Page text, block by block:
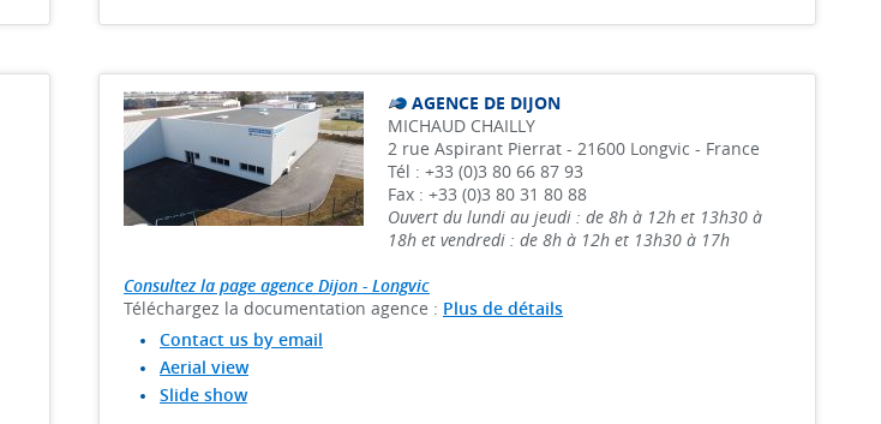
AGENCE DE DIJON
MICHAUD CHAILLY
2 rue Aspirant Pierrat - 21600 Longvic - France
Tél : +33 (0)3 80 66 87 93
Fax : +33 (0)3 80 31 80 88
Ouvert du lundi au jeudi : de 8h à 12h et 13h30 à
18h et vendredi : de 8h à 12h et 13h30 à 17h
Consultez la page agence Dijon - Longvic
Téléchargez la documentation agence : Plus de détails
Contact us by email
Aerial view
Slide show